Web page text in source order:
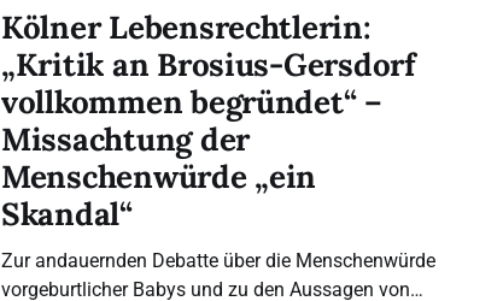
Kölner Lebensrechtlerin:
„Kritik an Brosius-Gersdorf
vollkommen begründet“ –
Missachtung der
Menschenwürde „ein
Skandal“
Zur andauernden Debatte über die Menschenwürde
vorgeburtlicher Babys und zu den Aussagen von